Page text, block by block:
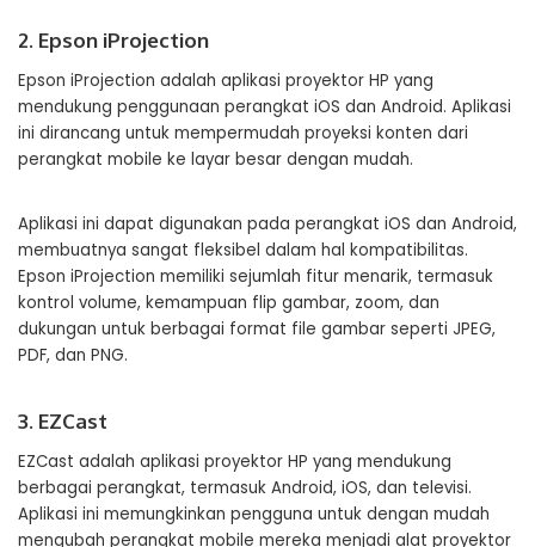
2. Epson iProjection
Epson iProjection adalah aplikasi proyektor HP yang
mendukung penggunaan perangkat iOS dan Android. Aplikasi
ini dirancang untuk mempermudah proyeksi konten dari
perangkat mobile ke layar besar dengan mudah.
Aplikasi ini dapat digunakan pada perangkat iOS dan Android,
membuatnya sangat fleksibel dalam hal kompatibilitas.
Epson iProjection memiliki sejumlah fitur menarik, termasuk
kontrol volume, kemampuan flip gambar, zoom, dan
dukungan untuk berbagai format file gambar seperti JPEG,
PDF, dan PNG.
3. EZCast
EZCast adalah aplikasi proyektor HP yang mendukung
berbagai perangkat, termasuk Android, iOS, dan televisi.
Aplikasi ini memungkinkan pengguna untuk dengan mudah
mengubah perangkat mobile mereka menjadi alat proyektor